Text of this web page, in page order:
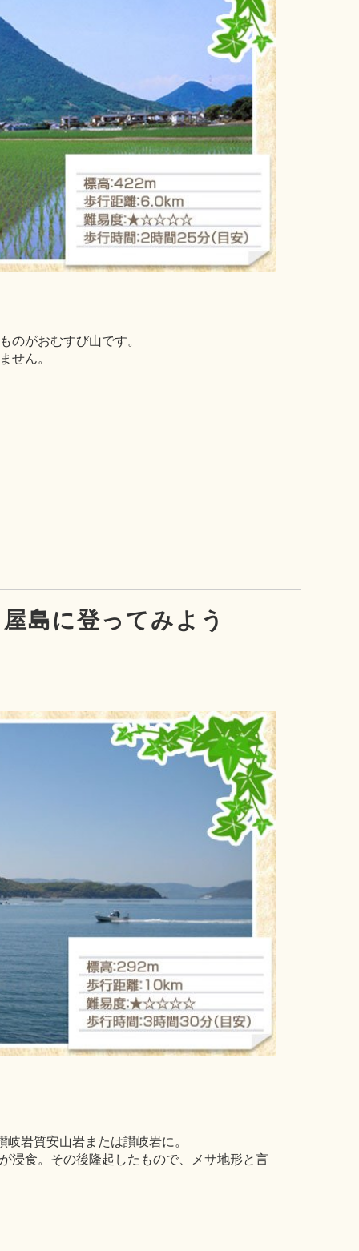
のがおむすび山です。
せん。
島に登ってみよう
岩質安山岩または讃岐岩に。
浸食。その後隆起したもので、メサ地形と言